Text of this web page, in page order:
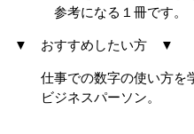
参考になる１冊です。
▼ おすすめしたい方 ▼
仕事での数字の使い方を学
ビジネスパーソン。